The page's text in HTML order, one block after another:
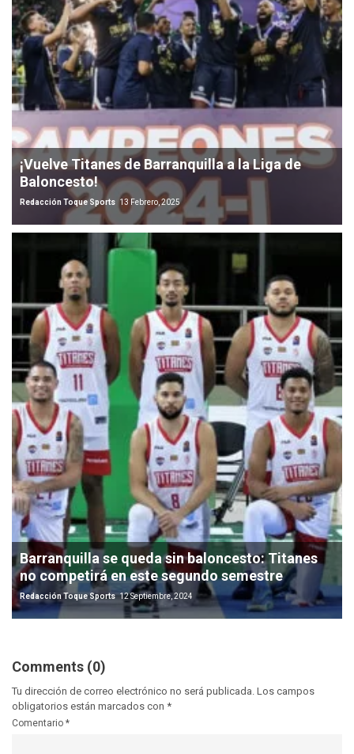
¡Vuelve Titanes de Barranquilla a la Liga de
Baloncesto!
Redacción Toque Sports 13 Febrero, 2025
Barranquilla se queda sin baloncesto: Titanes
no competirá en este segundo semestre
Redacción Toque Sports 12 Septiembre, 2024
Comments (0)
Tu dirección de correo electrónico no será publicada. Los campos
obligatorios están marcados con *
Comentario *